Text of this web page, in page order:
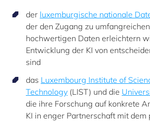
der luxemburgische nationale
der den Zugang zu
hochwertigen Daten erleichtern
Entwicklung der KI von
sind
das Luxembourg Institute of
Technology (LIST) und die
die ihre Forschung auf konkrete
KI in enger Partnerschaft mit dem